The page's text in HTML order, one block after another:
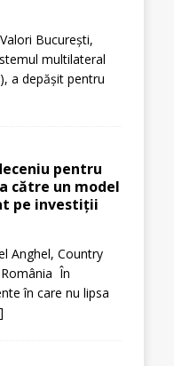
București,
multilateral
a depășit pentru
pentru
către un model
pe investiții
Anghel, Country
În
în care nu lipsa